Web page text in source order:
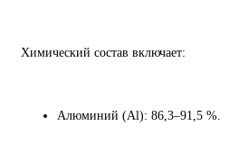
Химический состав включает:
Алюминий (Al): 86,3–91,5 %.